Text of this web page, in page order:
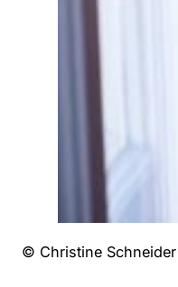
© Christine Schneider